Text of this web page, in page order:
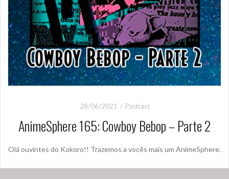
28/06/2021 Podcast
AnimeSphere 165: Cowboy Bebop – Parte 2
Olá ouvintes do Kokoro!! Trazemos a vocês mais um AnimeSphere.